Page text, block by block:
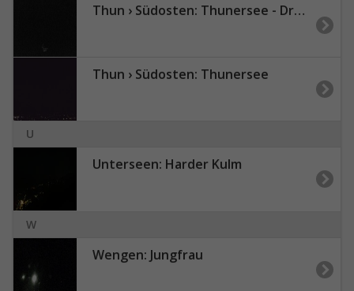
Thun › Südosten: Thunersee - Drättehorn
Thun › Südosten: Thunersee
U
Unterseen: Harder Kulm
W
Wengen: Jungfrau